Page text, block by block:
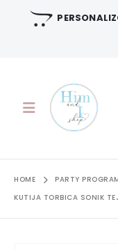
HOME PARTY
KUTIJA TORBICA SONIK